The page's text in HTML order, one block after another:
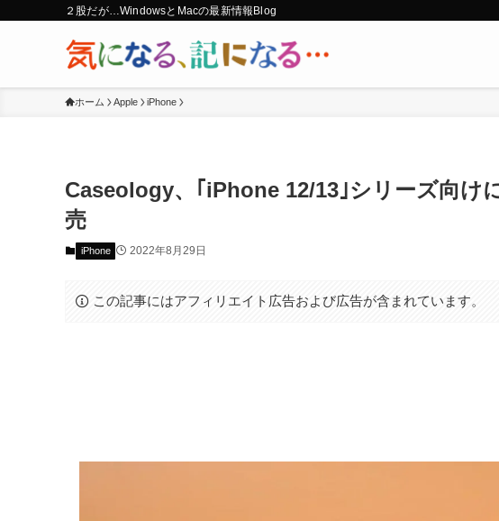
２股だが…WindowsとMacの最新情報Blog
ホーム Apple iPhone
Caseology、｢iPhone 12/13｣シリーズ向け
売
iPhone 2022年8月29日
この記事にはアフィリエイト広告および広告が含まれています。